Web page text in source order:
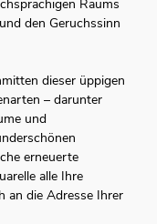
Raums
den Geruchssinn
dieser üppigen
– darunter
und
erneuerte
alle Ihre
an die Adresse Ihrer